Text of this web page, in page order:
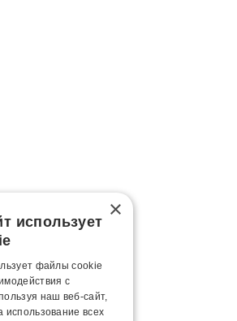
×
использует
файлы cookie
с
наш веб-сайт,
использование всех